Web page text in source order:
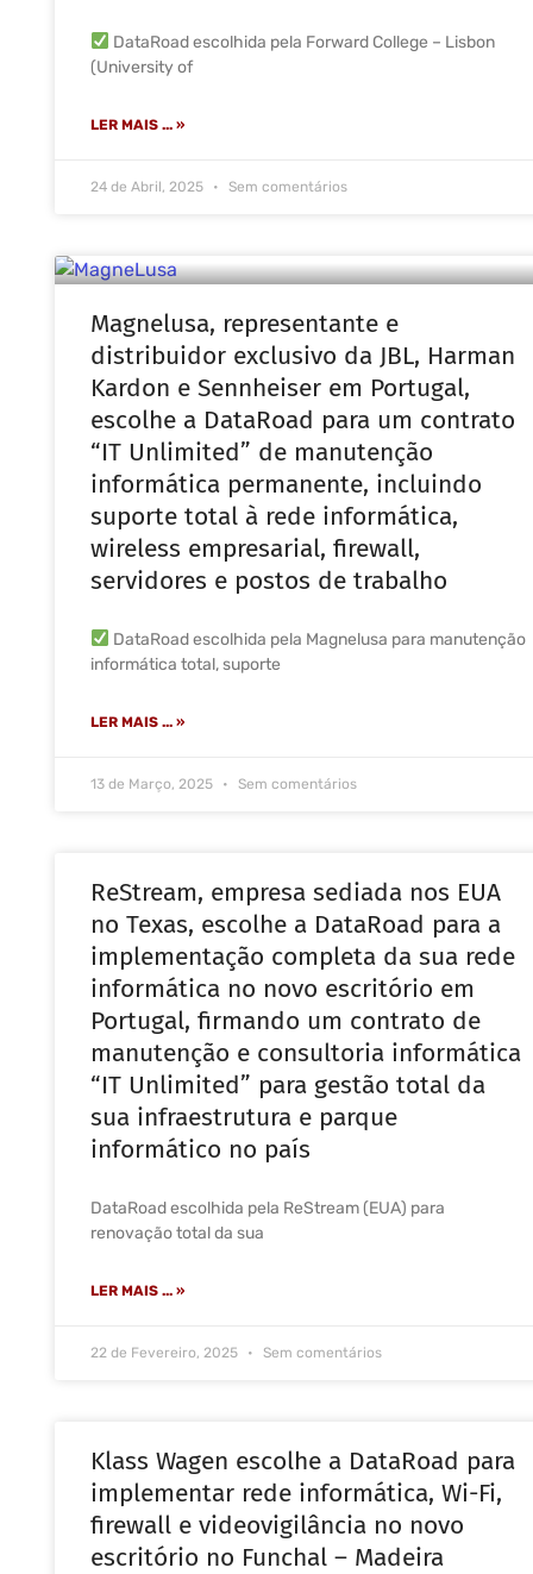
DataRoad escolhida pela Forward College – Lisbon
(University of
LER MAIS ... »
24 de Abril, 2025 Sem comentários
Magnelusa, representante e
distribuidor exclusivo da JBL, Harman
Kardon e Sennheiser em Portugal,
escolhe a DataRoad para um contrato
“IT Unlimited” de manutenção
informática permanente, incluindo
suporte total à rede informática,
wireless empresarial, firewall,
servidores e postos de trabalho
DataRoad escolhida pela Magnelusa para manutenção
informática total, suporte
LER MAIS ... »
13 de Março, 2025 Sem comentários
ReStream, empresa sediada nos EUA
no Texas, escolhe a DataRoad para a
implementação completa da sua rede
informática no novo escritório em
Portugal, firmando um contrato de
manutenção e consultoria informática
“IT Unlimited” para gestão total da
sua infraestrutura e parque
informático no país
DataRoad escolhida pela ReStream (EUA) para
renovação total da sua
LER MAIS ... »
22 de Fevereiro, 2025 Sem comentários
Klass Wagen escolhe a DataRoad para
implementar rede informática, Wi-Fi,
firewall e videovigilância no novo
escritório no Funchal – Madeira